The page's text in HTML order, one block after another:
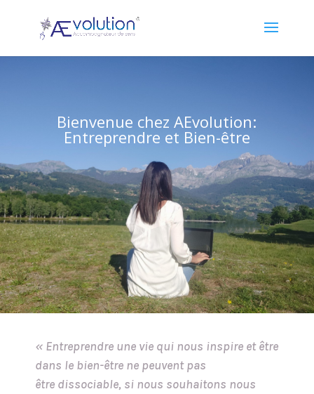
Bienvenue chez AEvolution:
Entreprendre et Bien-être
« Entreprendre une vie qui nous inspire et être
dans le bien-être ne peuvent pas
être dissociable, si nous souhaitons nous